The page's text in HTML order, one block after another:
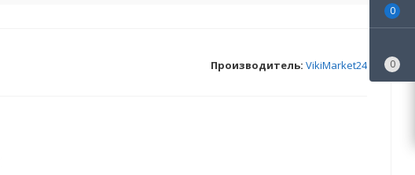
Производитель: VikiMarket24
0
0